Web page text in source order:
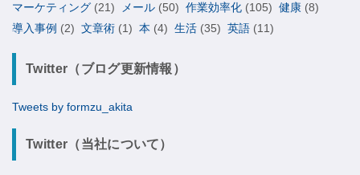
マーケティング (21) メール (50) 作業効率化 (105) 健康 (8)
導入事例 (2) 文章術 (1) 本 (4) 生活 (35) 英語 (11)
Twitter（ブログ更新情報）
Tweets by formzu_akita
Twitter（当社について）